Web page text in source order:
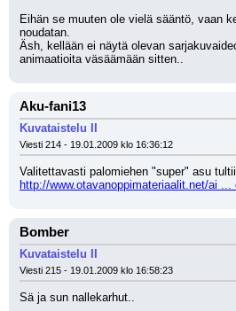
Eihän se muuten ole vielä sääntö, vaan
noudatan.
Äsh, kellään ei näytä olevan
animaatioita väsäämään sitten..
Aku-fani13
Kuvataistelu II
Viesti 214 - 19.01.2009 klo 16:36:12
Valitettavasti palomiehen "super" asu
http://www.otavanoppimateriaalit.net/ai ...
Bomber
Kuvataistelu II
Viesti 215 - 19.01.2009 klo 16:58:23
Sä ja sun nallekarhut..